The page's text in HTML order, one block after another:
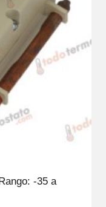
-35 a